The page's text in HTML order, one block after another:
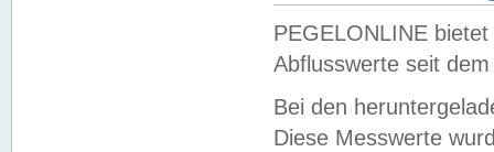
PEGELONLINE
Abflusswerte seit
Bei den
Diese Messwerte